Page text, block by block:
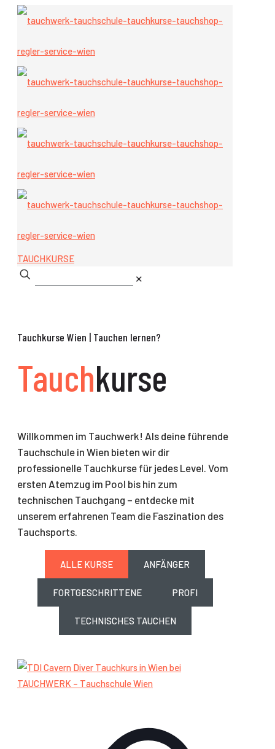
TAUCHKURSE
✕
Tauchkurse
Willkommen im Tauchwerk! Als deine führende
Tauchschule in Wien bieten wir dir
professionelle Tauchkurse für jedes Level. Vom
ersten Atemzug im Pool bis hin zum
technischen Tauchgang – entdecke mit
unserem erfahrenen Team die Faszination des
Tauchsports.
ALLE KURSE ANFÄNGER
FORTGESCHRITTENE PROFI
TECHNISCHES TAUCHEN